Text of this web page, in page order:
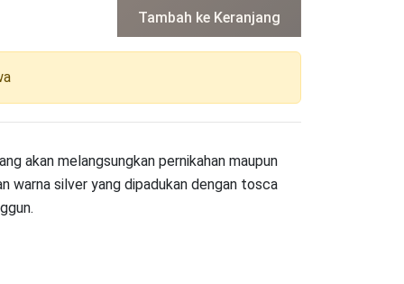
Tambah ke Keranjang
akan melangsungkan pernikahan maupun
warna silver yang dipadukan dengan tosca